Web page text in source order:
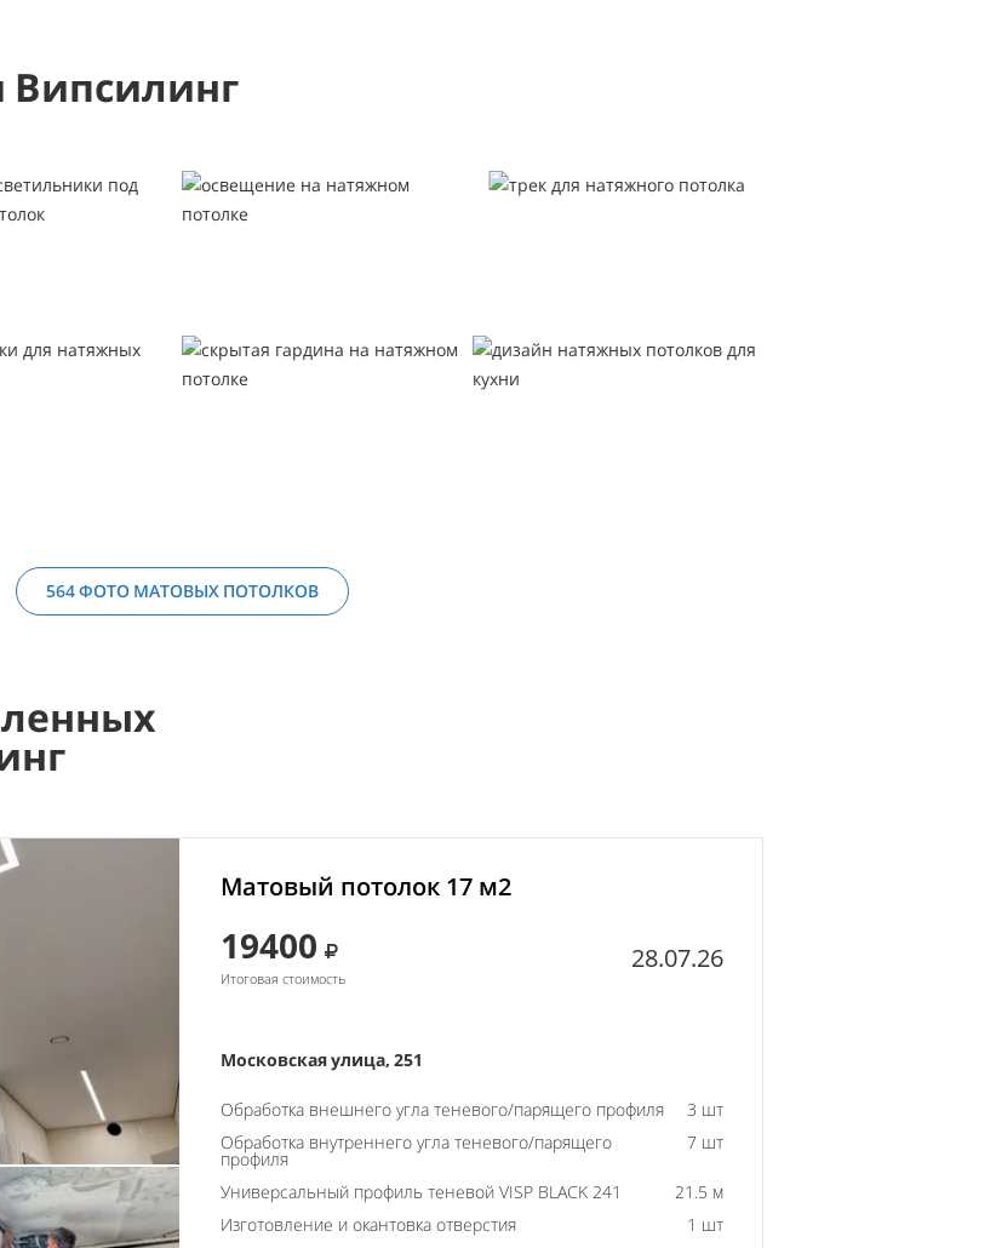
564 ФОТО МАТОВЫХ ПОТОЛКОВ
Матовый потолок 17 м2
19400
Итоговая стоимость
28.07.26
Московская улица, 251
Обработка внешнего угла теневого/парящего профиля
3 шт
Обработка внутреннего угла теневого/парящего
профиля
7 шт
Универсальный профиль теневой VISP BLACK 241
21.5 м
Изготовление и окантовка отверстия
1 шт